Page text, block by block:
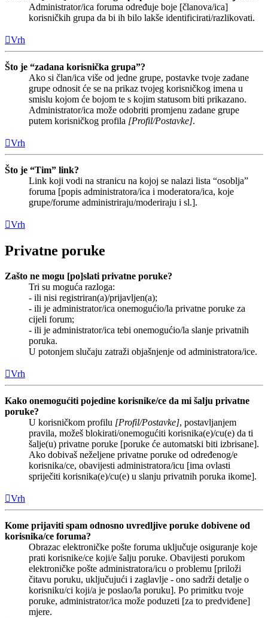
Administrator/ica foruma određuje boje [članova/ica]
korisničkih grupa da bi ih bilo lakše identificirati/razlikovati.
Vrh
Što je “zadana korisnička grupa”?
Ako si član/ica više od jedne grupe, postavke tvoje zadane
grupe odnosit će se na prikaz tvojeg korisničkog imena u
smislu kojom će bojom te s kojim statusom biti prikazano.
Administrator/ica može odobriti promjenu zadane grupe
putem korisničkog profila [Profil/Postavke].
Vrh
Što je “Tim” link?
Link koji vodi na stranicu na kojoj se nalazi lista “osoblja”
foruma [popis administratora/ica i moderatora/ica, koje
grupe/forume administriraju/moderiraju i sl.].
Vrh
Privatne poruke
Zašto ne mogu [po]slati privatne poruke?
Tri su moguća razloga:
- ili nisi registriran(a)/prijavljen(a);
- ili je administrator/ica onemogućio/la privatne poruke za
cijeli forum;
- ili je administrator/ica tebi onemogućio/la slanje privatnih
poruka.
U potonjem slučaju zatraži objašnjenje od administratora/ice.
Vrh
Kako onemogućiti pojedine korisnike/ce da mi šalju privatne
poruke?
U korisničkom profilu [Profil/Postavke], postavljanjem
pravila, možeš blokirati/onemogućiti korisnika(e)/cu(e) da ti
šalje(u) privatne poruke [poruke će automatski biti izbrisane].
Ako dobivaš neželjene privatne poruke od određenog/e
korisnika/ce, obavijesti administratora/icu [ima ovlasti
spriječiti korisnika(e)/cu(e) u slanju privatnih poruka ikome].
Vrh
Kome prijaviti spam odnosno uvredljive poruke dobivene od
korisnika/ce foruma?
Obrazac elektroničke pošte foruma uključuje osiguranje koje
prati korisnike/ce koji/e šalju poruke. Obavijesti porukom
elektroničke pošte administratora/icu o problemu [priloži
čitavu poruku, uključujući i zaglavlje - ono sadrži detalje o
korisniku/ci koji/a je poslao/la poruku]. Po primitku tvoje
poruke, administrator/ica može poduzeti [za to predviđene]
mjere.